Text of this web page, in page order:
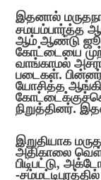
இதனால்
சமயம்பார்த்த
ஆம் ஆண்டு
கோட்டையை
வாங்காமல்
படைகள். பின்னர்
யோசித்த
நிறுத்தினர்.
இறுதியாக
அதிகாலை
பிடிபட்டு,
-